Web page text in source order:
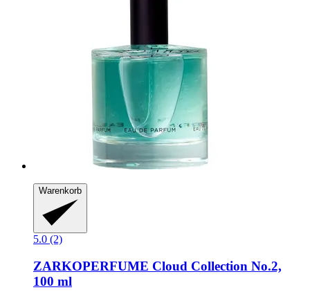
Warenkorb
5.0 (2)
ZARKOPERFUME Cloud Collection No.2,
100 ml